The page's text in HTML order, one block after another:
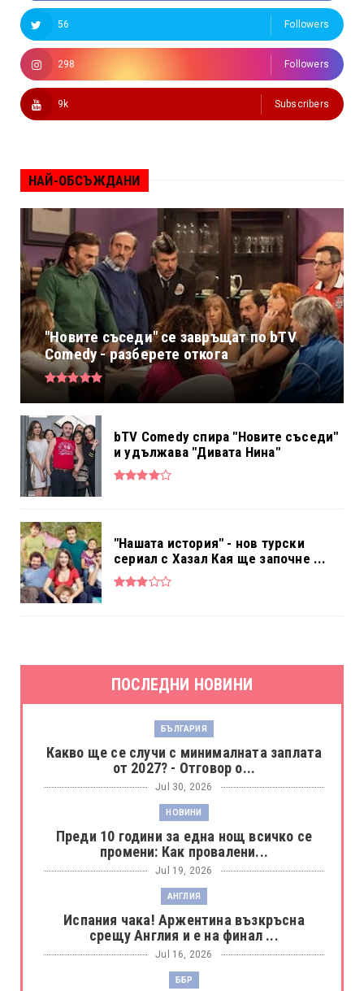
56 Followers
298 Followers
9k Subscribers
НАЙ-ОБСЪЖДАНИ
"Новите съседи" се завръщат по bTV
Comedy - разберете откога
bTV Comedy спира "Новите съседи"
и удължава "Дивата Нина"
"Нашата история" - нов турски
сериал с Хазал Кая ще започне ...
ПОСЛЕДНИ НОВИНИ
БЪЛГАРИЯ
Какво ще се случи с минималната заплата
от 2027? - Отговор о...
Jul 30, 2026
НОВИНИ
Преди 10 години за една нощ всичко се
промени: Как провалени...
Jul 19, 2026
АНГЛИЯ
Испания чака! Аржентина възкръсна
срещу Англия и е на финал ...
Jul 16, 2026
ББР